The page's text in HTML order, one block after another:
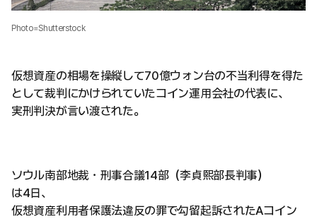
Photo=Shutterstock
仮想資産の相場を操縦して70億ウォン台の不当利得を得た
として裁判にかけられていたコイン運用会社の代表に、
実刑判決が言い渡された。
ソウル南部地裁・刑事合議14部（李貞熙部長判事）
は4日、
仮想資産利用者保護法違反の罪で勾留起訴されたAコイン